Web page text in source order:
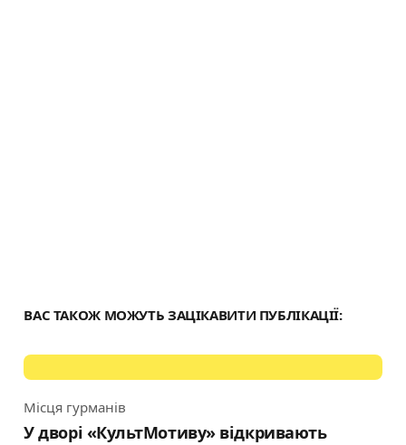
ВАС ТАКОЖ МОЖУТЬ ЗАЦІКАВИТИ ПУБЛІКАЦІЇ:
Category
Місця гурманів
У дворі «КультМотиву» відкривають